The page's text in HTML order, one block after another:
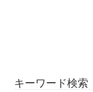
キーワード検索